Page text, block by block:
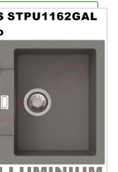
Aggiungi alla lista